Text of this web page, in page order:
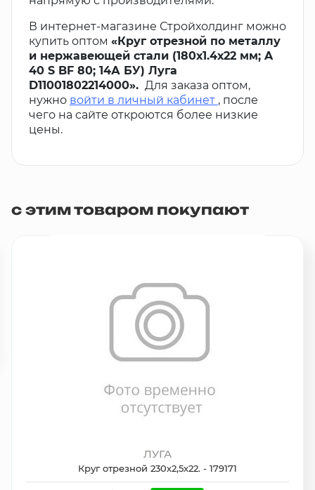
В интернет-магазине Стройхолдинг можно
купить оптом «Круг отрезной по металлу
и нержавеющей стали (180х1.4х22 мм; A
40 S BF 80; 14А БУ) Луга
D11001802214000». Для заказа оптом,
нужно войти в личный кабинет , после
чего на сайте откроются более низкие
цены.
с этим товаром покупают
ЛУГА
Круг отрезной 230х2,5х22. - 179171